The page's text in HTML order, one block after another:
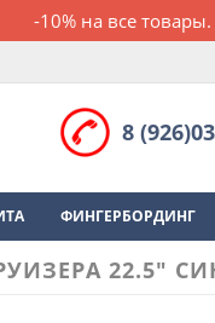
-10% на все
8
ФИНГЕРБОРДИНГ
22.5"